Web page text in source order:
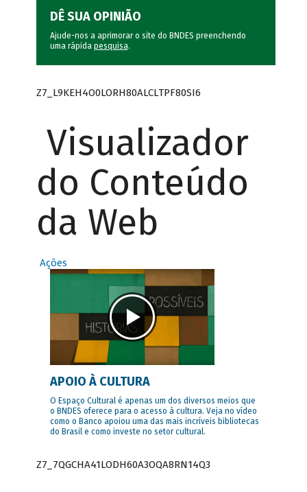
DÊ SUA OPINIÃO
Ajude-nos a aprimorar o site do BNDES preenchendo
uma rápida pesquisa.
Z7_L9KEH4O0LORH80ALCLTPF80SI6
Visualizador
do Conteúdo
da Web
Ações
APOIO À CULTURA
O Espaço Cultural é apenas um dos diversos meios que
o BNDES oferece para o acesso à cultura. Veja no vídeo
como o Banco apoiou uma das mais incríveis bibliotecas
do Brasil e como investe no setor cultural.
Z7_7QGCHA41LODH60A3OQA8RN14Q3